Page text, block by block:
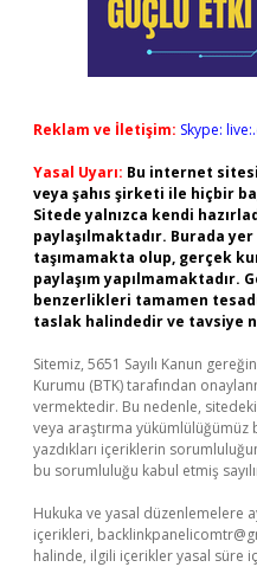
Reklam ve İletişim: Skype:
Yasal Uyarı: Bu internet
veya şahıs şirketi ile hiçbir
Sitede yalnızca kendi
paylaşılmaktadır. Burada
taşımamakta olup, gerçek
paylaşım yapılmamaktadır.
benzerlikleri tamamen
taslak halindedir ve tavsiye
Sitemiz, 5651 Sayılı Kanun
Kurumu (BTK) tarafından
vermektedir. Bu nedenle,
veya araştırma
yazdıkları içeriklerin
bu sorumluluğu kabul etmiş
Hukuka ve yasal düzenlemelere
içerikleri,
halinde, ilgili içerikler yasal süre